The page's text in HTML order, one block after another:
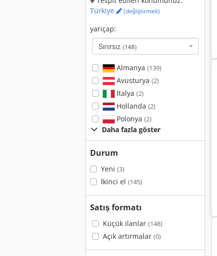
Türkiye
(değiştirmek)
yarıçap:
Sınırsız (148)
Almanya (139)
Avusturya (2)
İtalya (2)
Hollanda (2)
Polonya (2)
Daha fazla göster
Durum
Yeni (3)
İkinci el (145)
Satış formatı
Küçük ilanlar (148)
Açık artırmalar (0)
Disk Ayırma Disk Flanş